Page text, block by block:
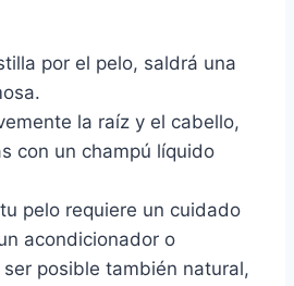
por el pelo, saldrá una
la raíz y el cabello,
con un champú líquido
pelo requiere un cuidado
acondicionador o
posible también natural,